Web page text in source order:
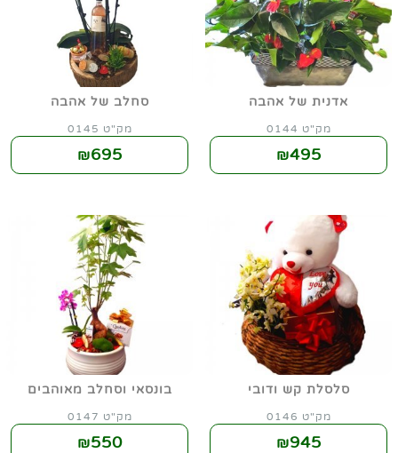
אדנית של אהבה
מק"ט 0144
₪495
סחלב של אהבה
מק"ט 0145
₪695
סלסלת קש ודובי
מק"ט 0146
₪945
בונסאי וסחלב מאוהבים
מק"ט 0147
₪550